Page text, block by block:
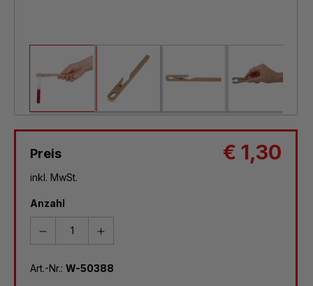
Preis € 1,30
inkl. MwSt.
Anzahl
Art.-Nr.: W-50388